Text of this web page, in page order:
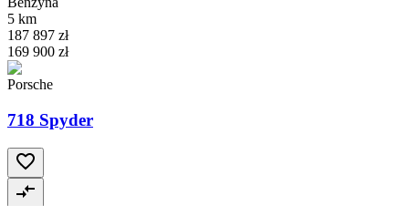
5 km
187 897 zł
169 900 zł
Porsche
718 Spyder